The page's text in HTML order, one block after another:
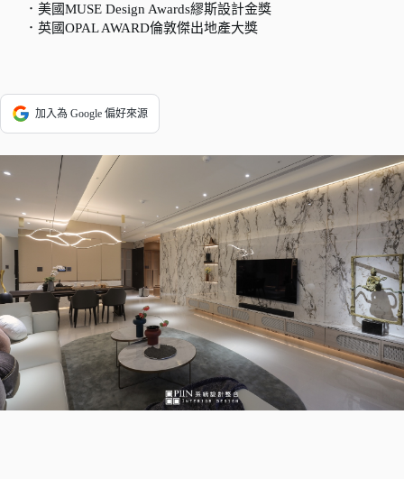
．美國MUSE Design Awards繆斯設計金獎
．英國OPAL AWARD倫敦傑出地產大獎
加入為 Google 偏好來源